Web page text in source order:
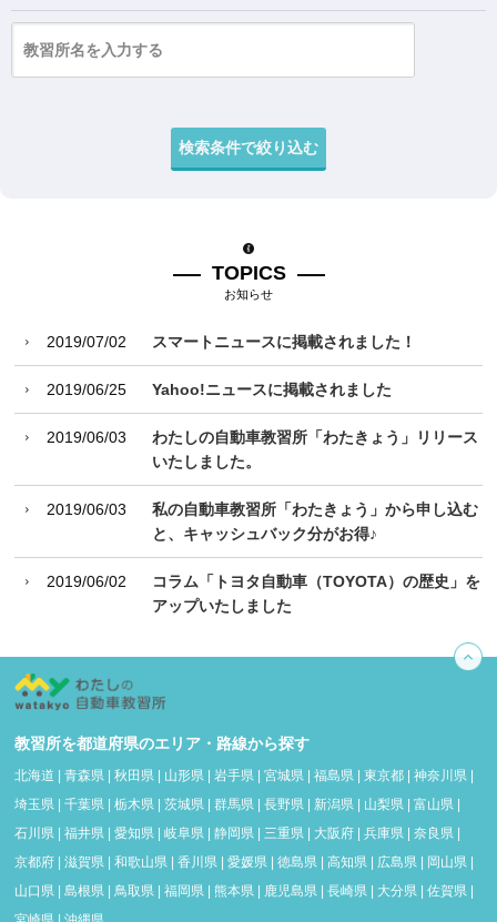
TOPICS
お知らせ
2019/07/02 スマートニュースに掲載されました！
2019/06/25 Yahoo!ニュースに掲載されました
2019/06/03
わたしの自動車教習所「わたきょう」リリース
いたしました。
2019/06/03
私の自動車教習所「わたきょう」から申し込む
と、キャッシュバック分がお得♪
2019/06/02
コラム「トヨタ自動車（TOYOTA）の歴史」を
アップいたしました
教習所を都道府県のエリア・路線から探す
北海道 青森県 秋田県 山形県 岩手県 宮城県 福島県 東京都 神奈川県
埼玉県
千葉県 栃木県 茨城県 群馬県 長野県 新潟県 山梨県 富山県
石川県
福井県 愛知県 岐阜県 静岡県 三重県 大阪府 兵庫県 奈良県
京都府
滋賀県 和歌山県 香川県 愛媛県 徳島県 高知県 広島県 岡山県
山口県
島根県 鳥取県 福岡県 熊本県 鹿児島県 長崎県 大分県 佐賀県